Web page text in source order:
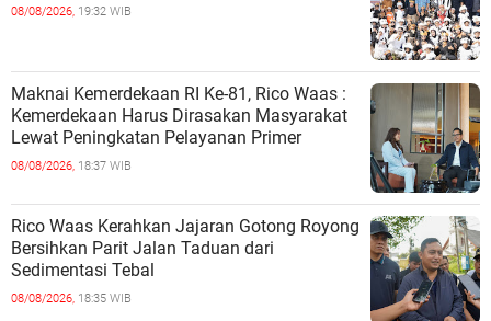
08/08/2026, 19:32 WIB
Maknai Kemerdekaan RI Ke-81, Rico Waas :
Kemerdekaan Harus Dirasakan Masyarakat
Lewat Peningkatan Pelayanan Primer
08/08/2026, 18:37 WIB
Rico Waas Kerahkan Jajaran Gotong Royong
Bersihkan Parit Jalan Taduan dari
Sedimentasi Tebal
08/08/2026, 18:35 WIB